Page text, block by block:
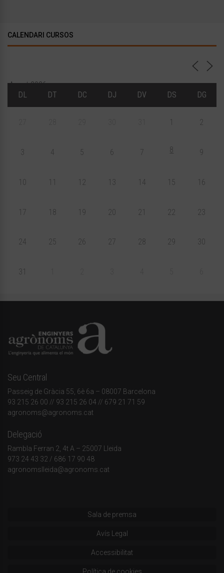
CALENDARI CURSOS
Agost 2026
DL
DT DC DJ DV DS DG
1 2
3 4 5 6 7 8 9
10 11 12 13 14 15 16
17 18 19 20 21 22 23
24 25 26 27 28 29 30
31
Seu Central
Passeig de Gràcia 55, 6è 6a – 08007 Barcelona
93 215 26 00 // 93 215 26 04 // 679 21 71 59
agronoms@agronoms.cat
Delegació
Rambla Ferran 2, 4t A – 25007 Lleida
973 24 43 32 / 686 17 90 48
agronomslleida@agronoms.cat
Sala de premsa
Avís Legal
Accessibilitat
Política de cookies